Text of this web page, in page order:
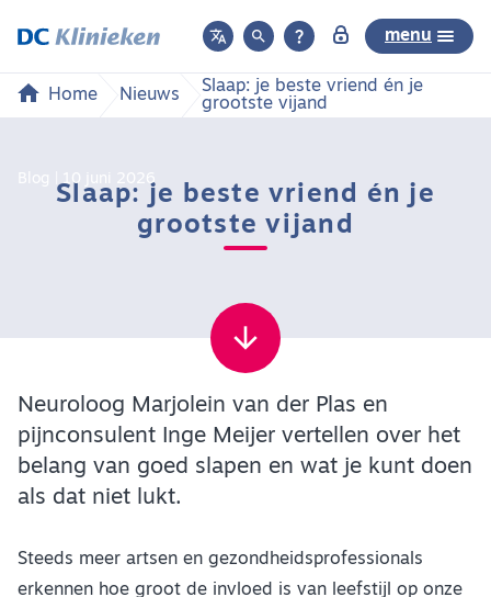
   menu
Home Nieuws
Slaap: je beste vriend én je
grootste vijand
Blog 10 juni 2026
Slaap: je beste vriend én je
grootste vijand
Neuroloog Marjolein van der Plas en
pijnconsulent Inge Meijer vertellen over het
belang van goed slapen en wat je kunt doen
als dat niet lukt.
Steeds meer artsen en gezondheidsprofessionals
erkennen hoe groot de invloed is van leefstijl op onze